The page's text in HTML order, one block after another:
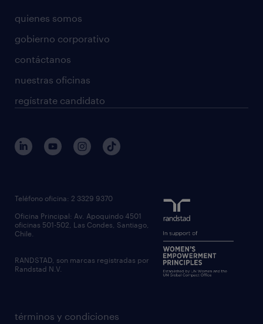
quienes somos
gobierno corporativo
contáctanos
nuestras oficinas
regístrate candidato
términos y condiciones
Teléfono oficina: 2 3329 9370
Oficina Principal: Av. Apoquindo 4501
oficinas 501-502, Las Condes, Santiago,
Chile.
RANDSTAD, son marcas registradas por
Randstad N.V.